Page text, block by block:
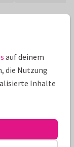
Nur
(Für
an.)
werden.
auf deinem
die Nutzung
Inhalte